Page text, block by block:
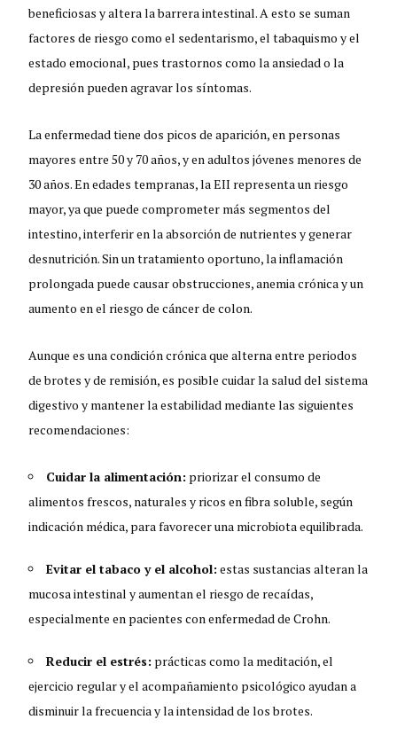
beneficiosas y altera la barrera intestinal. A esto se suman
factores de riesgo como el sedentarismo, el tabaquismo y el
estado emocional, pues trastornos como la ansiedad o la
depresión pueden agravar los síntomas.
La enfermedad tiene dos picos de aparición, en personas
mayores entre 50 y 70 años, y en adultos jóvenes menores de
30 años. En edades tempranas, la EII representa un riesgo
mayor, ya que puede comprometer más segmentos del
intestino, interferir en la absorción de nutrientes y generar
desnutrición. Sin un tratamiento oportuno, la inflamación
prolongada puede causar obstrucciones, anemia crónica y un
aumento en el riesgo de cáncer de colon.
Aunque es una condición crónica que alterna entre periodos
de brotes y de remisión, es posible cuidar la salud del sistema
digestivo y mantener la estabilidad mediante las siguientes
recomendaciones:
Cuidar la alimentación: priorizar el consumo de
alimentos frescos, naturales y ricos en fibra soluble, según
indicación médica, para favorecer una microbiota equilibrada.
Evitar el tabaco y el alcohol: estas sustancias alteran la
mucosa intestinal y aumentan el riesgo de recaídas,
especialmente en pacientes con enfermedad de Crohn.
Reducir el estrés: prácticas como la meditación, el
ejercicio regular y el acompañamiento psicológico ayudan a
disminuir la frecuencia y la intensidad de los brotes.